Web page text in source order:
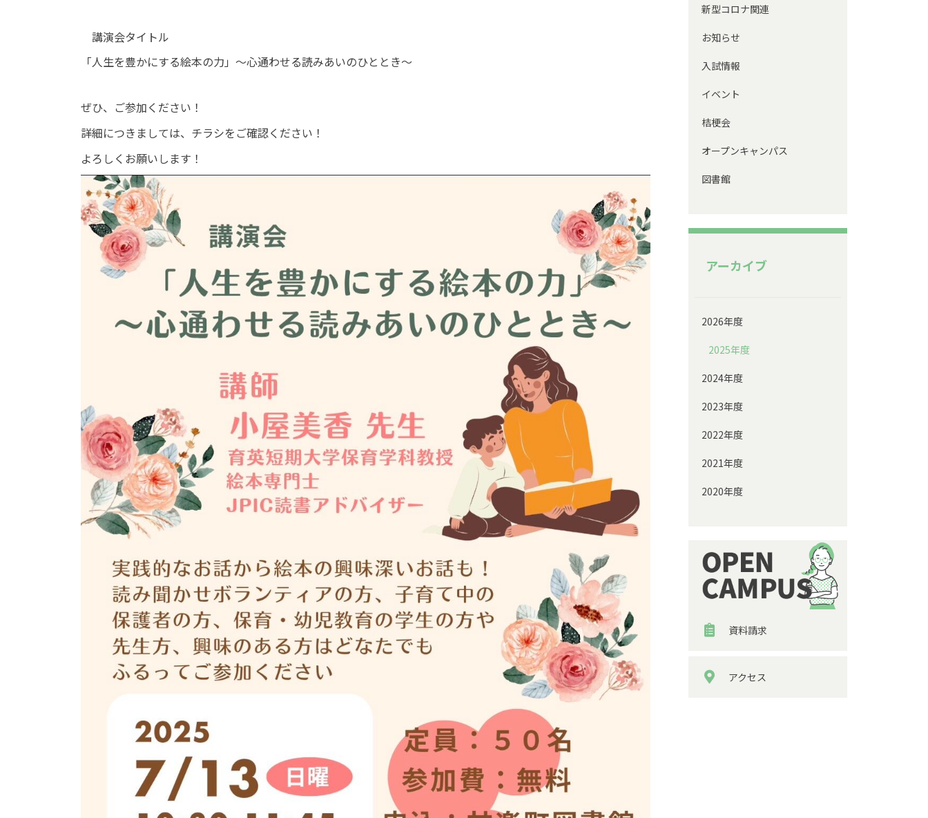
講演会タイトル
「人生を豊かにする絵本の力」～心通わせる読みあいのひととき～
ぜひ、ご参加ください！
詳細につきましては、チラシをご確認ください！
よろしくお願いします！
新型コロナ関連
お知らせ
入試情報
イベント
桔梗会
オープンキャンパス
図書館
アーカイブ
2026年度
2025年度
2024年度
2023年度
2022年度
2021年度
2020年度
資料請求
アクセス